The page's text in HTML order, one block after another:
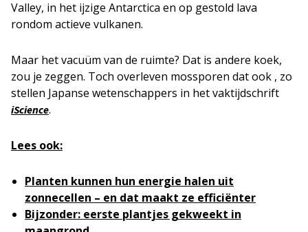
Valley, in het ijzige Antarctica en op gestold lava
rondom actieve vulkanen.
Maar het vacuüm van de ruimte? Dat is andere koek,
zou je zeggen. Toch overleven mossporen dat ook , zo
stellen Japanse wetenschappers in het vaktijdschrift
iScience.
Lees ook:
Planten kunnen hun energie halen uit
zonnecellen – en dat maakt ze efficiënter
Bijzonder: eerste plantjes gekweekt in